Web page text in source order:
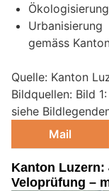
Ökologisierung
Urbanisierung
gemäss
Quelle: Kanton
Bildquellen: Bild
siehe
Mail
Kanton Luzern:
Veloprüfung –